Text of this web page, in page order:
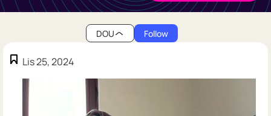
DOU Follow
Lis 25, 2024